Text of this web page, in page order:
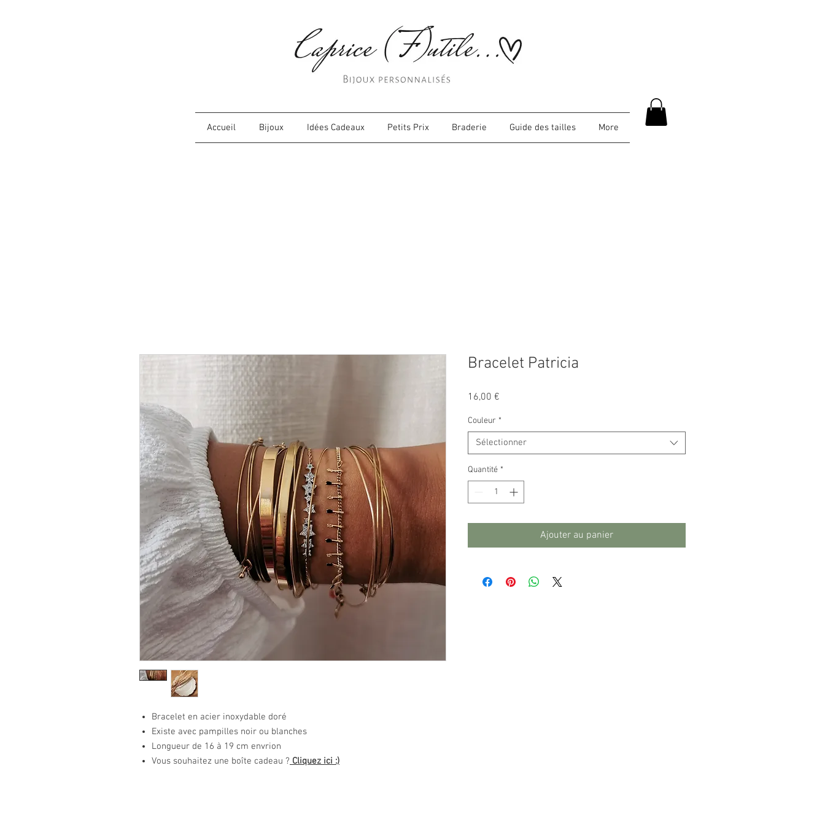
Accueil Bijoux Idées Cadeaux Petits Prix Braderie Guide des tailles More
Bracelet en acier inoxydable doré
Existe avec pampilles noir ou blanches
Longueur de 16 à 19 cm envrion
Vous souhaitez une boîte cadeau ? Cliquez ici :)
Bracelet Patricia
16,00 €
Couleur *
Sélectionner
Quantité *
Ajouter au panier